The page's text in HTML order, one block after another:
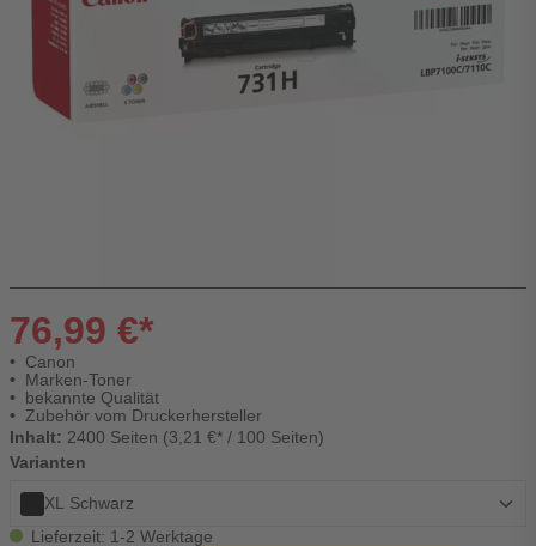
76,99 €*
Canon
Marken-Toner
bekannte Qualität
Zubehör vom Druckerhersteller
Inhalt: 2400 Seiten (3,21 €* / 100 Seiten)
Varianten
XL Schwarz
Lieferzeit: 1-2 Werktage